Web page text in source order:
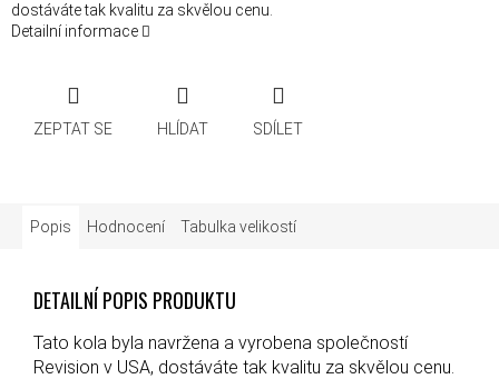
dostáváte tak kvalitu za skvělou cenu.
Detailní informace
ZEPTAT SE HLÍDAT SDÍLET
Popis Hodnocení Tabulka velikostí
DETAILNÍ POPIS PRODUKTU
Tato kola byla navržena a vyrobena společností
Revision v USA, dostáváte tak kvalitu za skvělou cenu.